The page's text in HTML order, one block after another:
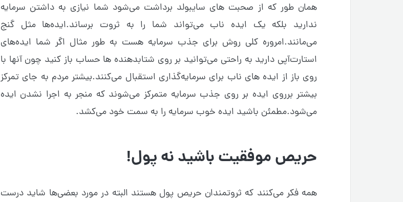
همان طور که از صحبت های سایبولد برداشت می‌شود شما نیازی به داشتن سرمایه
ندارید بلکه یک ایده ناب می‌تواند شما را به ثروت برساند.ایده‌ها مثل گنج
می‌مانند.امروره کلی روش برای جذب سرمایه هست به طور مثال اگر شما ایده‌های
استارت‌آپی دارید به راحتی می‌توانید بر روی شتابدهنده ها حساب باز کنید چون آنها با
روی باز از ایده های ناب برای سرمایه‌گذاری استقبال می‌کنند.بیشتر مردم به جای تمرکز
بیشتر برروی ایده بر روی جذب سرمایه‌ متمرکز می‌شوند که منجر به اجرا نشدن ایده
می‌شود.مطمئن باشید ایده خوب سرمایه را به سمت خود می‌کشد.
حریص موفقیت باشید نه پول!
همه فکر می‌کنند که ثروتمندان حریص پول هستند البته در مورد بعضی‌ها شاید درست